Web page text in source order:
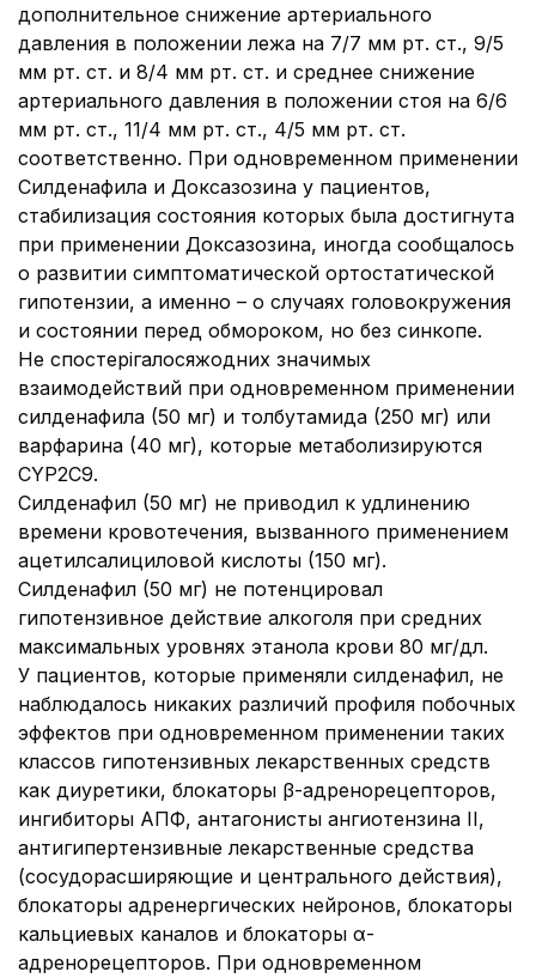
дополнительное снижение артериального
давления в положении лежа на 7/7 мм рт. ст., 9/5
мм рт. ст. и 8/4 мм рт. ст. и среднее снижение
артериального давления в положении стоя на 6/6
мм рт. ст., 11/4 мм рт. ст., 4/5 мм рт. ст.
соответственно. При одновременном применении
Силденафила и Доксазозина у пациентов,
стабилизация состояния которых была достигнута
при применении Доксазозина, иногда сообщалось
о развитии симптоматической ортостатической
гипотензии, а именно – о случаях головокружения
и состоянии перед обмороком, но без синкопе.
Не спостерігалосяжодних значимых
взаимодействий при одновременном применении
силденафила (50 мг) и толбутамида (250 мг) или
варфарина (40 мг), которые метаболизируются
CYP2C9.
Силденафил (50 мг) не приводил к удлинению
времени кровотечения, вызванного применением
ацетилсалициловой кислоты (150 мг).
Силденафил (50 мг) не потенцировал
гипотензивное действие алкоголя при средних
максимальных уровнях этанола крови 80 мг/дл.
У пациентов, которые применяли силденафил, не
наблюдалось никаких различий профиля побочных
эффектов при одновременном применении таких
классов гипотензивных лекарственных средств
как диуретики, блокаторы β-адренорецепторов,
ингибиторы АПФ, антагонисты ангиотензина II,
антигипертензивные лекарственные средства
(сосудорасширяющие и центрального действия),
блокаторы адренергических нейронов, блокаторы
кальциевых каналов и блокаторы α-
адренорецепторов. При одновременном